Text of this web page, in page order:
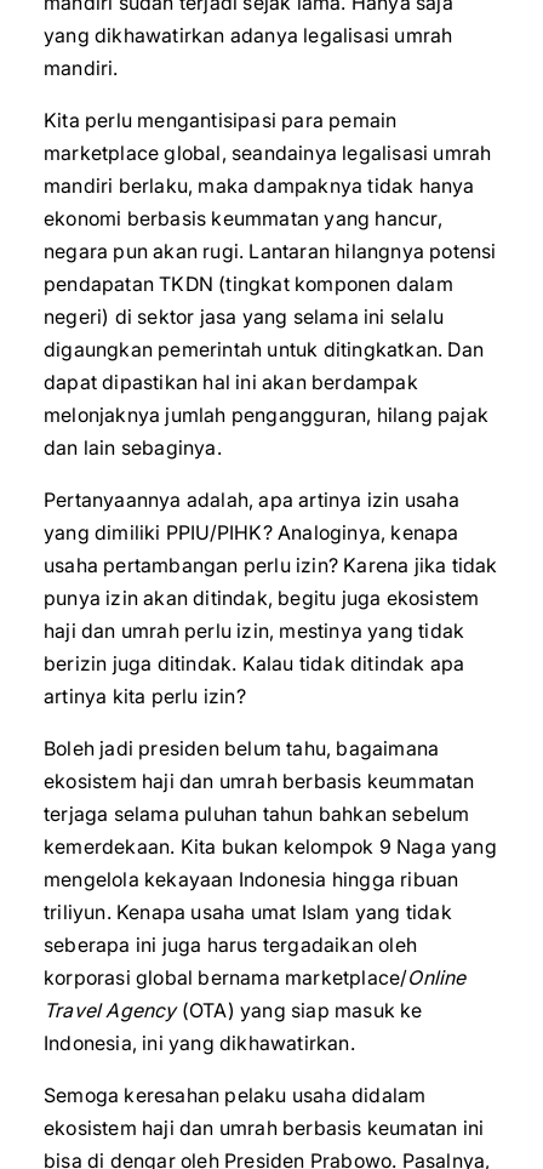
yang dikhawatirkan adanya legalisasi umrah
mandiri.
Kita perlu mengantisipasi para pemain
marketplace global, seandainya legalisasi umrah
mandiri berlaku, maka dampaknya tidak hanya
ekonomi berbasis keummatan yang hancur,
negara pun akan rugi. Lantaran hilangnya potensi
pendapatan TKDN (tingkat komponen dalam
negeri) di sektor jasa yang selama ini selalu
digaungkan pemerintah untuk ditingkatkan. Dan
dapat dipastikan hal ini akan berdampak
melonjaknya jumlah pengangguran, hilang pajak
dan lain sebaginya.
Pertanyaannya adalah, apa artinya izin usaha
yang dimiliki PPIU/PIHK? Analoginya, kenapa
usaha pertambangan perlu izin? Karena jika tidak
punya izin akan ditindak, begitu juga ekosistem
haji dan umrah perlu izin, mestinya yang tidak
berizin juga ditindak. Kalau tidak ditindak apa
artinya kita perlu izin?
Boleh jadi presiden belum tahu, bagaimana
ekosistem haji dan umrah berbasis keummatan
terjaga selama puluhan tahun bahkan sebelum
kemerdekaan. Kita bukan kelompok 9 Naga yang
mengelola kekayaan Indonesia hingga ribuan
triliyun. Kenapa usaha umat Islam yang tidak
seberapa ini juga harus tergadaikan oleh
korporasi global bernama marketplace/Online
Travel Agency(OTA) yang siap masuk ke
Indonesia, ini yang dikhawatirkan.
Semoga keresahan pelaku usaha didalam
ekosistem haji dan umrah berbasis keumatan ini
bisa di dengar oleh Presiden Prabowo. Pasalnya,